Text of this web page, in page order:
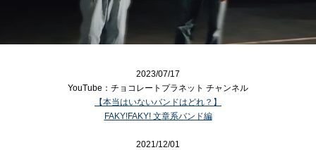
2023/07/17
YouTube：チョコレートプラネット チャンネル
【本当はいないバンドはどれ？】
FAKY!FAKY! 文章系バンド編
2021/12/01